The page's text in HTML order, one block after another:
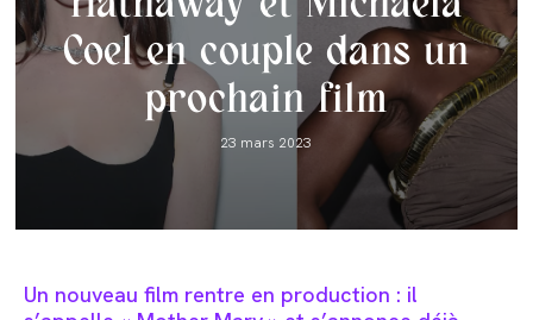
Coel en couple dans un
prochain film
Post
23 mars 2023
Un nouveau film rentre en production : il